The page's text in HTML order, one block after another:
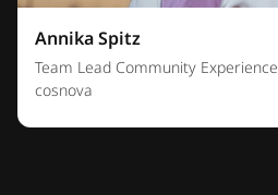
Annika Spitz
Team Lead Community Experience
cosnova